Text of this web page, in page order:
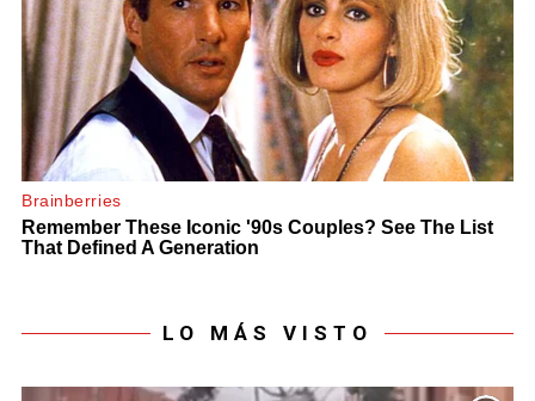
LO MÁS VISTO